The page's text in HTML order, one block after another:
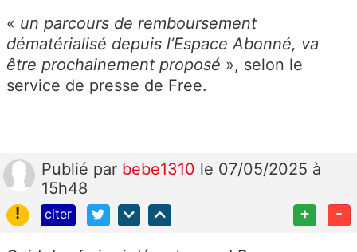
« un parcours de remboursement
dématérialisé depuis l’Espace Abonné, va
être prochainement proposé », selon le
service de presse de Free.
Publié par bebe1310 le 07/05/2025 à
15h48
!
citer + -